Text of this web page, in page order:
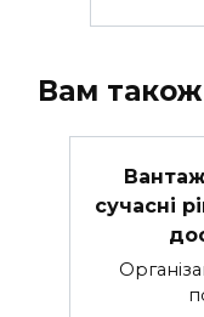
Вам
сучасні